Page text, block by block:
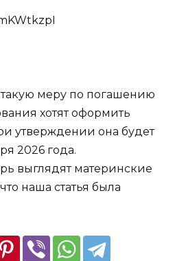
меру по погашению
хотят оформить
утверждении она будет
2026 года.
выглядят материнские
наша статья была